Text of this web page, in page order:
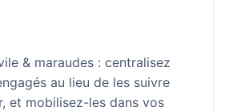
& maraudes : centralisez
au lieu de les suivre
et mobilisez-les dans vos